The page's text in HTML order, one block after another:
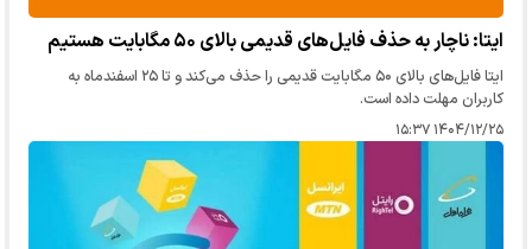
ایتا: ناچار به حذف فایل‌های قدیمی بالای ۵۰ مگابایت هستیم
ایتا فایل‌های بالای ۵۰ مگابایت قدیمی را حذف می‌کند و تا ۲۵ اسفند‌ماه به
کاربران مهلت داده است.
۱۴۰۴/۱۲/۲۵ ۱۵:۳۷